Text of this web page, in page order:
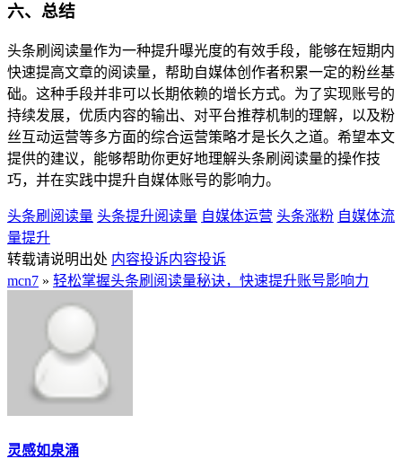
六、总结
头条刷阅读量作为一种提升曝光度的有效手段，能够在短期内
快速提高文章的阅读量，帮助自媒体创作者积累一定的粉丝基
础。这种手段并非可以长期依赖的增长方式。为了实现账号的
持续发展，优质内容的输出、对平台推荐机制的理解，以及粉
丝互动运营等多方面的综合运营策略才是长久之道。希望本文
提供的建议，能够帮助你更好地理解头条刷阅读量的操作技
巧，并在实践中提升自媒体账号的影响力。
头条刷阅读量 头条提升阅读量 自媒体运营 头条涨粉 自媒体流
量提升
转载请说明出处 内容投诉内容投诉
mcn7 » 轻松掌握头条刷阅读量秘诀，快速提升账号影响力
灵感如泉涌